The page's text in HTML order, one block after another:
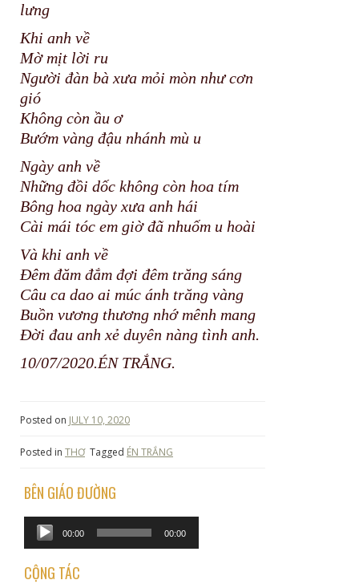
lưng
Khi anh về
Mờ mịt lời ru
Người đàn bà xưa mỏi mòn như cơn
gió
Không còn ầu ơ
Bướm vàng đậu nhánh mù u
Ngày anh về
Những đồi dốc không còn hoa tím
Bông hoa ngày xưa anh hái
Cài mái tóc em giờ đã nhuốm u hoài
Và khi anh về
Đêm đăm đắm đợi đêm trăng sáng
Câu ca dao ai múc ánh trăng vàng
Buồn vương thương nhớ mênh mang
Đời đau anh xẻ duyên nàng tình anh.
10/07/2020.ÉN TRẮNG.
Posted on JULY 10, 2020
Posted in THƠ Tagged ÉN TRẮNG
BÊN GIÁO ĐƯỜNG
Audio
Player
00:00 00:00
CỘNG TÁC